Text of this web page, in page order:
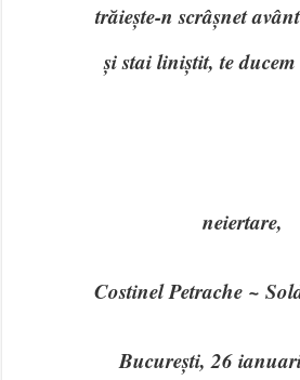
trăiește-n scrâșnet
și stai liniștit, te
Cu
neiertare,
Costinel Petrache ~
București, 26